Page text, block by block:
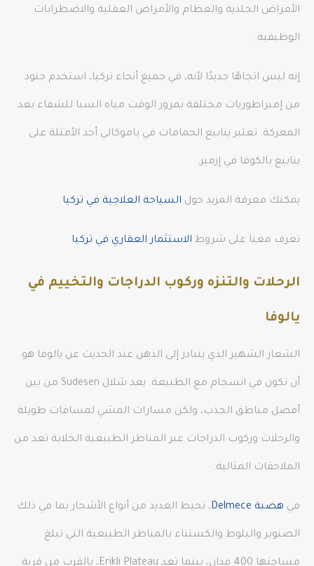
الأمراض الجلدية والعظام والأمراض العقلية والاضطرابات
الوظيفية.
إنه ليس اتجاهًا جديدًا لأنه، في جميع أنحاء تركيا، استخدم جنود
من إمبراطوريات مختلفة بمرور الوقت مياه السبا للشفاء بعد
المعركة. تعتبر ينابيع الحمامات في باموكالي أحد الأمثلة على
ينابيع بالكوفا في إزمير.
يمكنك معرفة المزيد حول السياحة العلاجية في تركيا
تعرف معنا على شروط الاستثمار العقاري في تركيا
الرحلات والتنزه وركوب الدراجات والتخييم في
يالوفا
الشعار الشهير الذي يتبادر إلى الذهن عند الحديث عن يالوفا هو
أن تكون في انسجام مع الطبيعة. يعد شلال Sudesen من بين
أفضل مناطق الجذب، ولكن مسارات المشي لمسافات طويلة
والرحلات وركوب الدراجات عبر المناظر الطبيعية الخلابة تعد من
الملاحقات المثالية.
في هضبة Delmece ، تحيط العديد من أنواع الأشجار بما في ذلك
الصنوبر والبلوط والكستناء بالمناظر الطبيعية التي تبلغ
مساحتها 400 فدان، بينما تعد Erikli Plateau، بالقرب من قرية